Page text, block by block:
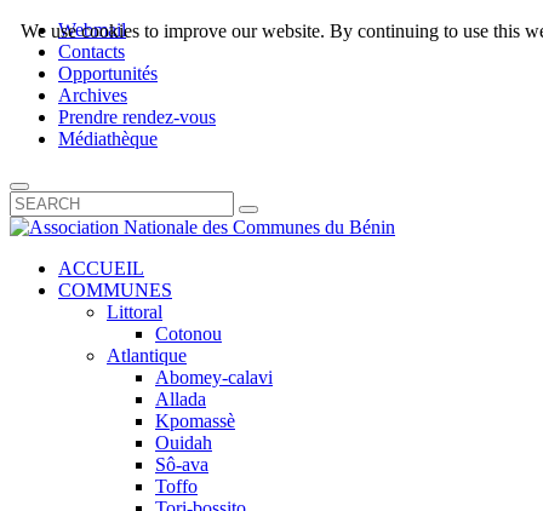
Webmail
Contacts
Opportunités
Archives
Prendre rendez-vous
Médiathèque
ACCUEIL
COMMUNES
Littoral
Cotonou
Atlantique
Abomey-calavi
Allada
Kpomassè
Ouidah
Sô-ava
Toffo
We use cookies to improve our website. By continuing to use this